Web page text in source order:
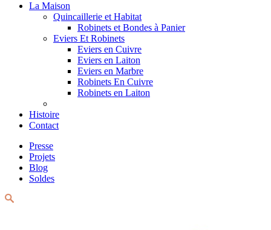
La Maison
Quincaillerie et Habitat
Robinets et Bondes à Panier
Eviers Et Robinets
Eviers en Cuivre
Eviers en Laiton
Eviers en Marbre
Robinets En Cuivre
Robinets en Laiton
Histoire
Contact
Presse
Projets
Blog
Soldes